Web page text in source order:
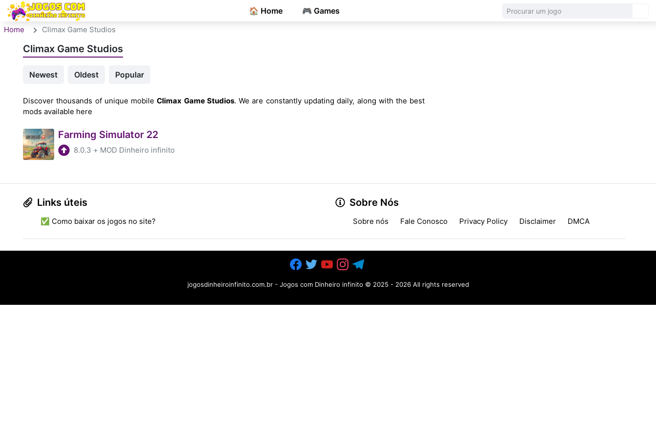
🏠 Home 🎮 Games
Home Climax Game Studios
Climax Game Studios
Newest Oldest Popular
Discover thousands of unique mobileClimax Game Studios. We are constantly updating daily, along with the best
mods available here
Farming Simulator 22
8.0.3 + MOD Dinheiro infinito
Links úteis
✅ Como baixar os jogos no site?
Sobre Nós
Sobre nós Fale Conosco Privacy Policy Disclaimer DMCA
jogosdinheiroinfinito.com.br - Jogos com Dinheiro infinito© 2025 - 2026 All rights reserved